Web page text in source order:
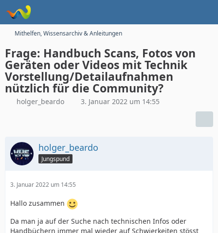
Mithelfen, Wissensarchiv & Anleitungen
Frage: Handbuch Scans, Fotos von
Geräten oder Videos mit Technik
Vorstellung/Detailaufnahmen
nützlich für die Community?
holger_beardo 3. Januar 2022 um 14:55
holger_beardo
Jungspund
3. Januar 2022 um 14:55
Hallo zusammen
Da man ja auf der Suche nach technischen Infos oder
Handbüchern immer mal wieder auf Schwierkeiten stösst